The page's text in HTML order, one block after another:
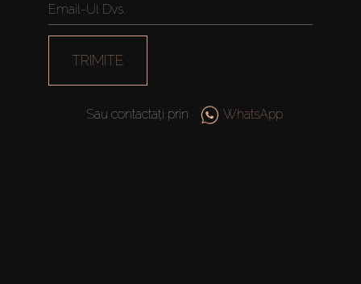
TRIMITE
Sau contactați prin WhatsApp